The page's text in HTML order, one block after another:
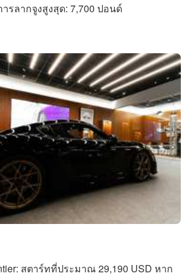
รลากจูงสูงสุด: 7,700 ปอนด์
สตาร์ทที่ประมาณ 29,190 USD หาก